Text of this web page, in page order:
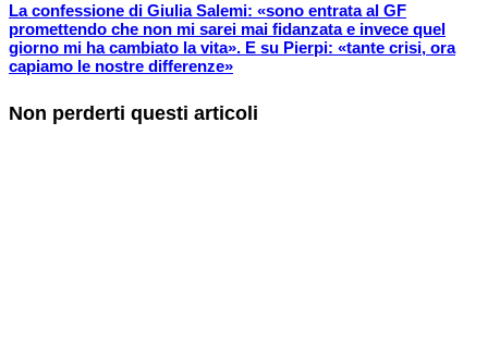
La confessione di Giulia Salemi: «sono entrata al GF
promettendo che non mi sarei mai fidanzata e invece quel
giorno mi ha cambiato la vita». E su Pierpi: «tante crisi, ora
capiamo le nostre differenze»
Non perderti questi articoli